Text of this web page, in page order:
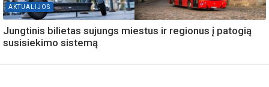
AKTUALIJOS
Jungtinis bilietas sujungs miestus ir regionus į patogią
susisiekimo sistemą